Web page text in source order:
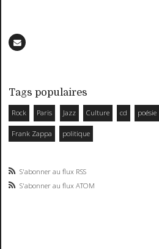
Tags populaires
Rock Paris Jazz Culture cd poésie
Frank Zappa politique
S'abonner au flux RSS
S'abonner au flux ATOM